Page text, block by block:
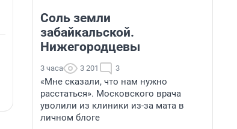
Соль земли
забайкальской.
Нижегородцевы
3 часа 3 201 3
«Мне сказали, что нам нужно
расстаться». Московского врача
уволили из клиники из-за мата в
личном блоге